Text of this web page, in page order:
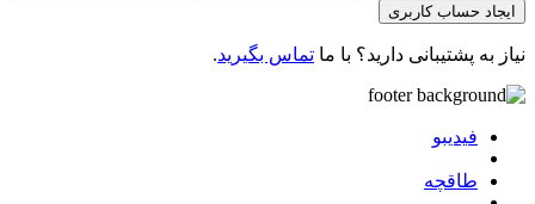
ایجاد حساب کاربری
نیاز به پشتیبانی دارید؟ با ما تماس بگیرید.
فیدیبو
طاقچه